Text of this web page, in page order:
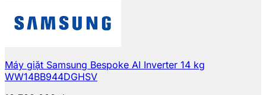
Máy giặt Samsung Bespoke AI Inverter 14 kg
WW14BB944DGHSV